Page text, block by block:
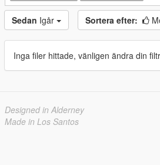
Sedan Igår Sortera efter:
Inga filer hittade, vänligen ändra din
Designed in Alderney
Made in Los Santos